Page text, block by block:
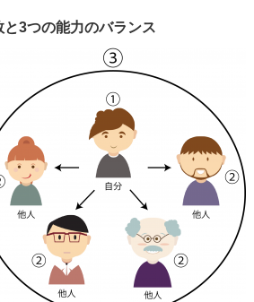
3つの能力のバランス